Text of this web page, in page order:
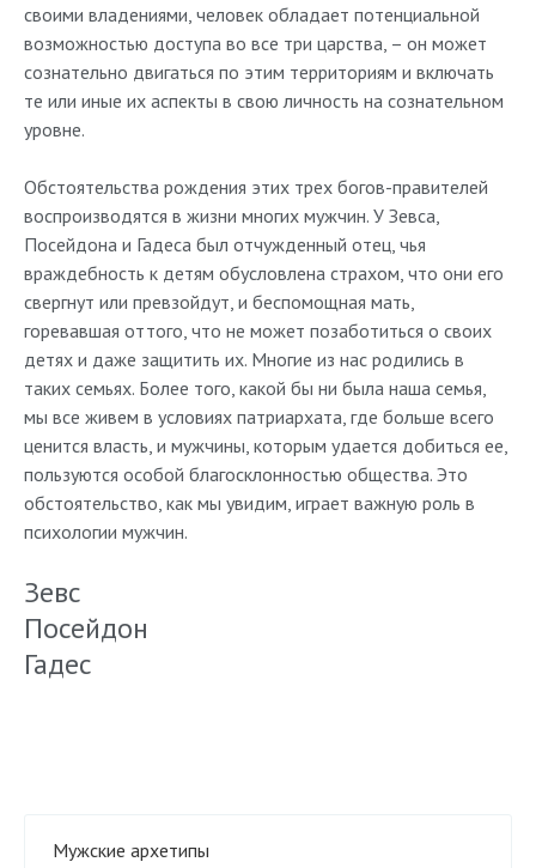
своими владениями, человек обладает потенциальной
возможностью доступа во все три царства, – он может
сознательно двигаться по этим территориям и включать
те или иные их аспекты в свою личность на сознательном
уровне.
Обстоятельства рождения этих трех богов-правителей
воспроизводятся в жизни многих мужчин. У Зевса,
Посейдона и Гадеса был отчужденный отец, чья
враждебность к детям обусловлена страхом, что они его
свергнут или превзойдут, и беспомощная мать,
горевавшая оттого, что не может позаботиться о своих
детях и даже защитить их. Многие из нас родились в
таких семьях. Более того, какой бы ни была наша семья,
мы все живем в условиях патриархата, где больше всего
ценится власть, и мужчины, которым удается добиться ее,
пользуются особой благосклонностью общества. Это
обстоятельство, как мы увидим, играет важную роль в
психологии мужчин.
Зевс
Посейдон
Гадес
Мужские архетипы